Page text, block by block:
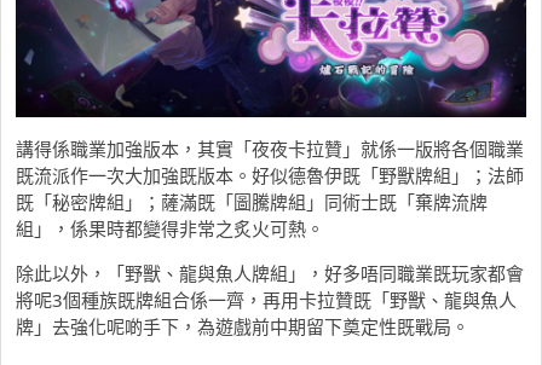
講得係職業加強版本，其實「夜夜卡拉贊」就係一版將各個職業
既流派作一次大加強既版本。好似德魯伊既「野獸牌組」；法師
既「秘密牌組」；薩滿既「圖騰牌組」同術士既「棄牌流牌
組」，係果時都變得非常之炙火可熱。
除此以外，「野獸、龍與魚人牌組」，好多唔同職業既玩家都會
將呢3個種族既牌組合係一齊，再用卡拉贊既「野獸、龍與魚人
牌」去強化呢啲手下，為遊戲前中期留下奠定性既戰局。